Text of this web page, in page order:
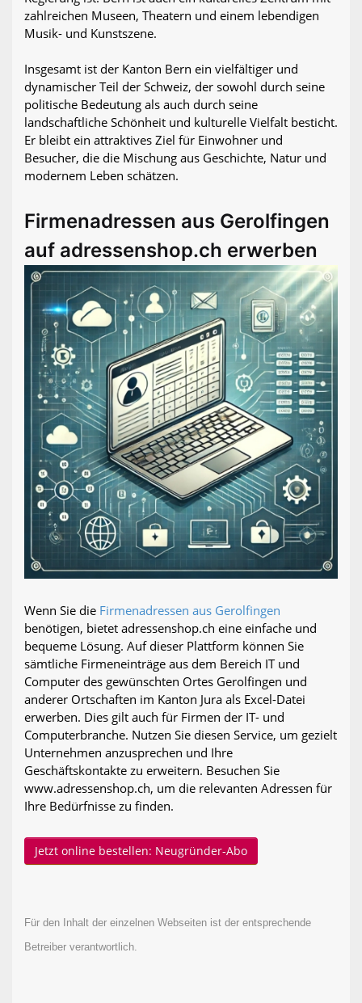
zahlreichen Museen, Theatern und einem lebendigen
Musik- und Kunstszene.
Insgesamt ist der Kanton Bern ein vielfältiger und
dynamischer Teil der Schweiz, der sowohl durch seine
politische Bedeutung als auch durch seine
landschaftliche Schönheit und kulturelle Vielfalt besticht.
Er bleibt ein attraktives Ziel für Einwohner und
Besucher, die die Mischung aus Geschichte, Natur und
modernem Leben schätzen.
Firmenadressen aus Gerolfingen
auf adressenshop.ch erwerben
Wenn Sie die Firmenadressen aus Gerolfingen
benötigen, bietet adressenshop.ch eine einfache und
bequeme Lösung. Auf dieser Plattform können Sie
sämtliche Firmeneinträge aus dem Bereich IT und
Computer des gewünschten Ortes Gerolfingen und
anderer Ortschaften im Kanton Jura als Excel-Datei
erwerben. Dies gilt auch für Firmen der IT- und
Computerbranche. Nutzen Sie diesen Service, um gezielt
Unternehmen anzusprechen und Ihre
Geschäftskontakte zu erweitern. Besuchen Sie
www.adressenshop.ch, um die relevanten Adressen für
Ihre Bedürfnisse zu finden.
Jetzt online bestellen: Neugründer-Abo
Für den Inhalt der einzelnen Webseiten ist der entsprechende
Betreiber verantwortlich.